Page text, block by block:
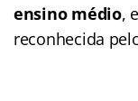
ensino médio,
reconhecida